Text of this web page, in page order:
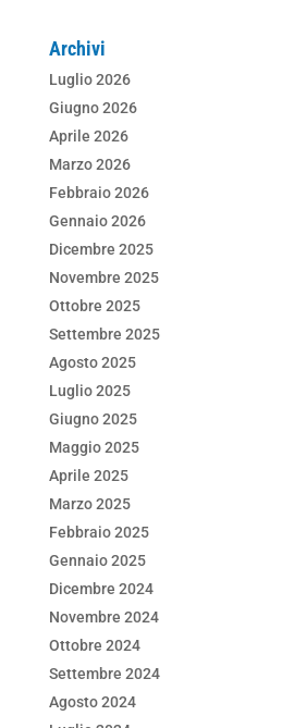
Archivi
Luglio 2026
Giugno 2026
Aprile 2026
Marzo 2026
Febbraio 2026
Gennaio 2026
Dicembre 2025
Novembre 2025
Ottobre 2025
Settembre 2025
Agosto 2025
Luglio 2025
Giugno 2025
Maggio 2025
Aprile 2025
Marzo 2025
Febbraio 2025
Gennaio 2025
Dicembre 2024
Novembre 2024
Ottobre 2024
Settembre 2024
Agosto 2024